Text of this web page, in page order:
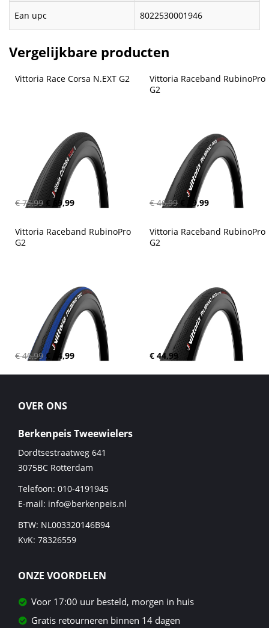
Ean upc 8022530001946
Vergelijkbare producten
Vittoria Race Corsa N.EXT G2
€ 75,99 € 69,99
Vittoria Raceband RubinoPro
G2
€ 46,99 € 39,99
Vittoria Raceband RubinoPro
G2
€ 46,99 € 44,99
Vittoria Raceband RubinoPro
G2
€ 44,99
OVER ONS
Berkenpeis Tweewielers
Dordtsestraatweg 641
3075BC Rotterdam
Telefoon: 010-4191945
E-mail: info@berkenpeis.nl
BTW: NL003320146B94
KvK: 78326559
ONZE VOORDELEN
Voor 17:00 uur besteld, morgen in huis
Gratis retourneren binnen 14 dagen